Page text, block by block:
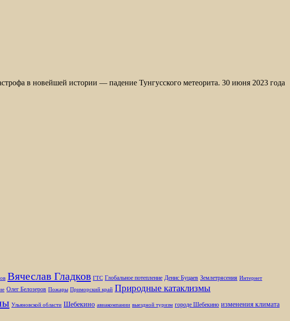
в новейшей истории — падение Тунгусского метеорита. 30 июня 2023 года
Вячеслав Гладков ГТС Глобальное потепление Денис Буцаев Землетрясения Интернет
Олег Белозеров Пожары Приморский край Природные катаклизмы
Ульяновской области Шебекино авиакомпании выездной туризм городе Шебекино изменения климата